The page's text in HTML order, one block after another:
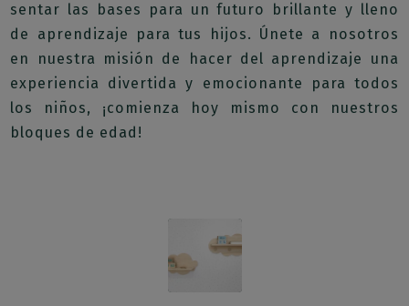
sentar las bases para un futuro brillante y lleno
de aprendizaje para tus hijos. Únete a nosotros
en nuestra misión de hacer del aprendizaje una
experiencia divertida y emocionante para todos
los niños, ¡comienza hoy mismo con nuestros
bloques de edad!